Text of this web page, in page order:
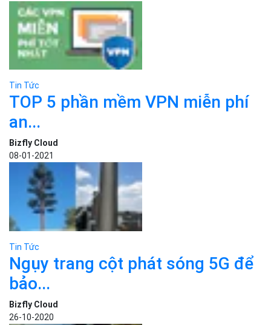
Tin Tức
TOP 5 phần mềm VPN miễn phí
an...
Bizfly Cloud
08-01-2021
Ngụy trang cột phát sóng 5G để
bảo...
Bizfly Cloud
26-10-2020
Công nghệ bỏ phiếu tại Mỹ thay
đổi...
07-11-2020